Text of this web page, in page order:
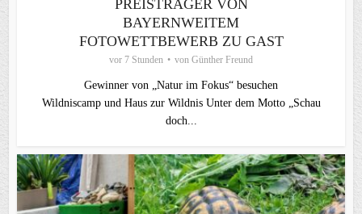
PREISTRÄGER VON
BAYERNWEITEM
FOTOWETTBEWERB ZU GAST
vor 7 Stunden von Günther Freund
Gewinner von „Natur im Fokus“ besuchen
Wildniscamp und Haus zur Wildnis Unter dem Motto „Schau
doch...